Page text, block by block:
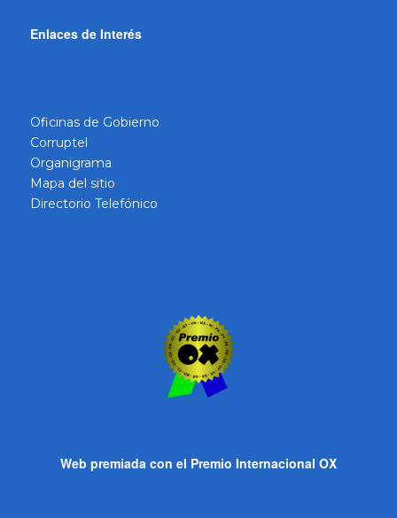
Enlaces de Interés
Oficinas de Gobierno
Corruptel
Organigrama
Mapa del sitio
Directorio Telefónico
Web premiada con el Premio Internacional OX